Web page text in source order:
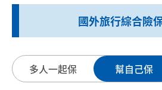
國外旅行綜合險
多人一起保 幫自己保